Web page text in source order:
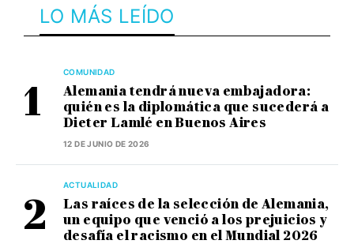
LO MÁS LEÍDO
COMUNIDAD
Alemania tendrá nueva embajadora:
quién es la diplomática que sucederá a
Dieter Lamlé en Buenos Aires
12 DE JUNIO DE 2026
ACTUALIDAD
Las raíces de la selección de Alemania,
un equipo que venció a los prejuicios y
desafía el racismo en el Mundial 2026